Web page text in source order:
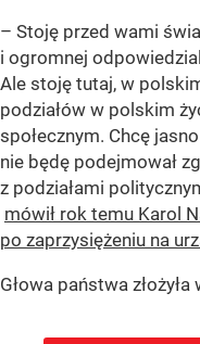
– Stoję przed wami
i ogromnej
Ale stoję tutaj, w
podziałów w polskim
społecznym. Chcę
nie będę podejmował
z podziałami
mówił rok temu Karol
po zaprzysiężeniu na
Głowa państwa złożyła